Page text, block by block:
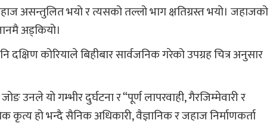
असन्तुलित भयो र त्यसको तल्लो भाग क्षतिग्रस्त भयो। जहाजको
अड्कियो।
कोरियाले बिहीबार सार्वजनिक गरेको उपग्रह चित्र अनुसार
यो गम्भीर दुर्घटना र “पूर्ण लापरवाही, गैरजिम्मेवारी र
हो भन्दै सैनिक अधिकारी, वैज्ञानिक र जहाज निर्माणकर्ता